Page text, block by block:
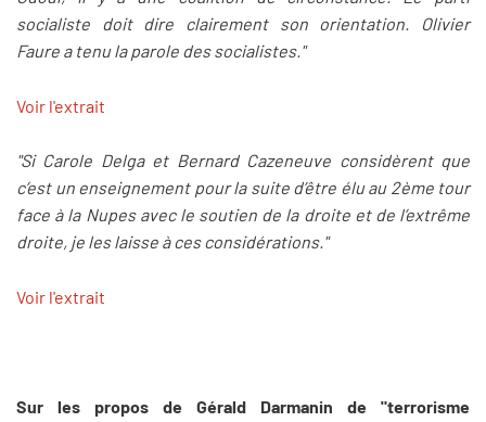
socialiste doit dire clairement son orientation. Olivier
Faure a tenu la parole des socialistes."
Voir l'extrait
"Si Carole Delga et Bernard Cazeneuve considèrent que
c’est un enseignement pour la suite d’être élu au 2ème tour
face à la Nupes avec le soutien de la droite et de l’extrême
droite, je les laisse à ces considérations."
Voir l'extrait
Sur les propos de Gérald Darmanin de "terrorisme